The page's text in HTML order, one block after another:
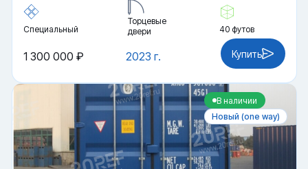
Специальный
Торцевые
двери
40 футов
2023 г.
1 300 000 ₽ Купить
В наличии
Новый (one way)